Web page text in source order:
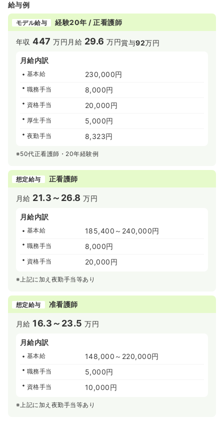
給与例
モデル給与 経験20年 / 正看護師
年収447 万円 月給 29.6 万円賞与92万円
月給内訳
基本給 230,000円
職務手当 8,000円
資格手当 20,000円
厚生手当 5,000円
夜勤手当 8,323円
※50代正看護師・20年経験例
想定給与 正看護師
月給 21.3～26.8 万円
月給内訳
基本給 185,400～240,000円
職務手当 8,000円
資格手当 20,000円
※上記に加え夜勤手当等あり
想定給与 准看護師
月給 16.3～23.5 万円
月給内訳
基本給 148,000～220,000円
職務手当 5,000円
資格手当 10,000円
※上記に加え夜勤手当等あり